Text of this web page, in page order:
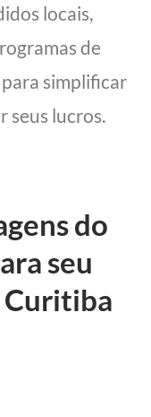
locais,
de
simplificar
seus lucros.
do
seu
Curitiba